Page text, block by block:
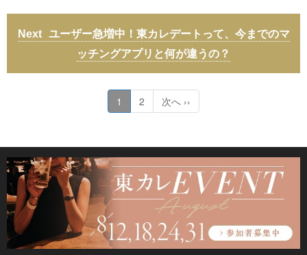
ユーザー急増中！東カレデートって、今までのマ
ッチングアプリと何が違うの？
1 2 次へ ››